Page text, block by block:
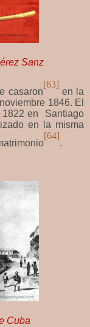
Sanz
[63]
en la
1846. El
1822 en Santiago
en la misma
[64]
Cuba